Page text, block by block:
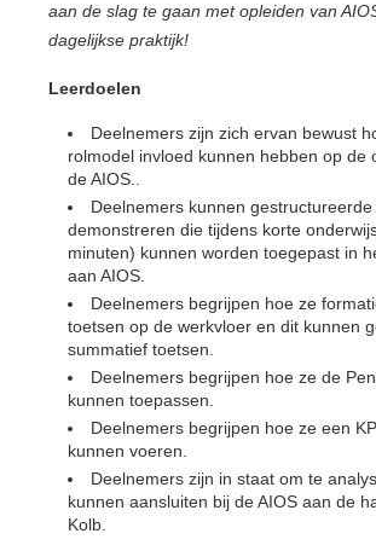
aan de slag te gaan met opleiden van
dagelijkse praktijk!
Leerdoelen
Deelnemers zijn zich ervan bewust
rolmodel invloed kunnen hebben op de
de AIOS..
Deelnemers kunnen
demonstreren die tijdens korte
minuten) kunnen worden toegepast in
aan AIOS.
Deelnemers begrijpen hoe ze
toetsen op de werkvloer en dit kunnen
summatief toetsen.
Deelnemers begrijpen hoe ze de
kunnen toepassen.
Deelnemers begrijpen hoe ze een
kunnen voeren.
Deelnemers zijn in staat om te
kunnen aansluiten bij de AIOS aan de
Kolb.